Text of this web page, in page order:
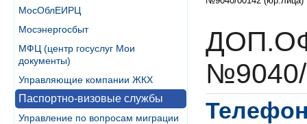
МосОблЕИРЦ
Мосэнергосбыт
МФЦ (центр госуслуг Мои
документы)
Управляющие компании ЖКХ
Паспортно-визовые службы
Управление по вопросам миграции